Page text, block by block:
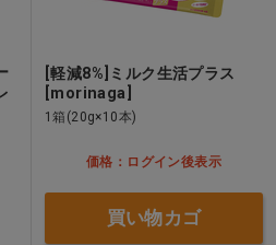
[軽減8%]ミルク生活プラス
[morinaga]
1箱(20g×10本)
価格：ログイン後表示
買い物カゴ